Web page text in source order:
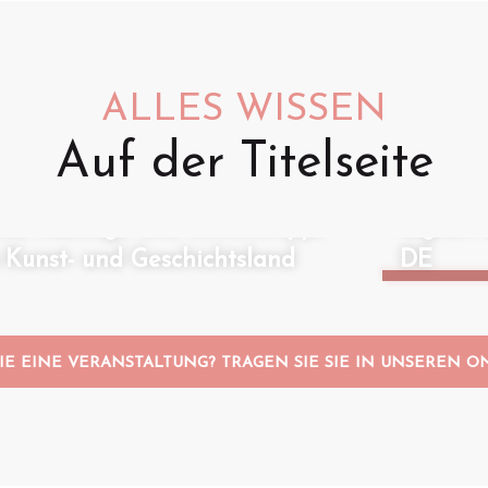
ALLES WISSEN
Auf der Titelseite
und Geschichtsland
DE
EINE VERANSTALTUNG? TRAGEN SIE SIE IN UNSEREN